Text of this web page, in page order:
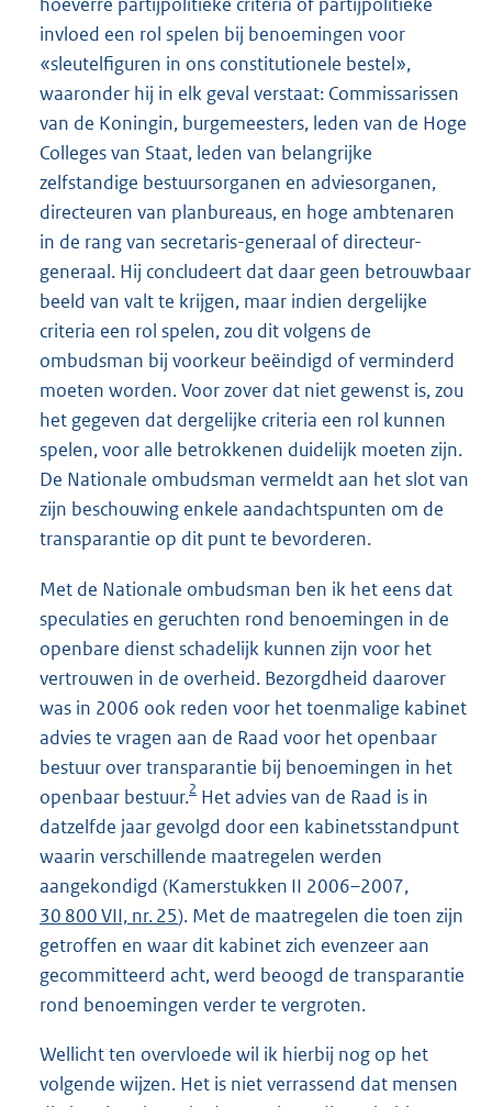
invloed een rol spelen bij benoemingen voor
«sleutelfiguren in ons constitutionele bestel»,
waaronder hij in elk geval verstaat: Commissarissen
van de Koningin, burgemeesters, leden van de Hoge
Colleges van Staat, leden van belangrijke
zelfstandige bestuursorganen en adviesorganen,
directeuren van planbureaus, en hoge ambtenaren
in de rang van secretaris-generaal of directeur-
generaal. Hij concludeert dat daar geen betrouwbaar
beeld van valt te krijgen, maar indien dergelijke
criteria een rol spelen, zou dit volgens de
ombudsman bij voorkeur beëindigd of verminderd
moeten worden. Voor zover dat niet gewenst is, zou
het gegeven dat dergelijke criteria een rol kunnen
spelen, voor alle betrokkenen duidelijk moeten zijn.
De Nationale ombudsman vermeldt aan het slot van
zijn beschouwing enkele aandachtspunten om de
transparantie op dit punt te bevorderen.
Met de Nationale ombudsman ben ik het eens dat
speculaties en geruchten rond benoemingen in de
openbare dienst schadelijk kunnen zijn voor het
vertrouwen in de overheid. Bezorgdheid daarover
was in 2006 ook reden voor het toenmalige kabinet
advies te vragen aan de Raad voor het openbaar
bestuur over transparantie bij benoemingen in het
openbaar bestuur.2 Het advies van de Raad is in
datzelfde jaar gevolgd door een kabinetsstandpunt
waarin verschillende maatregelen werden
aangekondigd (Kamerstukken II 2006–2007,
30 800 VII, nr. 25). Met de maatregelen die toen zijn
getroffen en waar dit kabinet zich evenzeer aan
gecommitteerd acht, werd beoogd de transparantie
rond benoemingen verder te vergroten.
Wellicht ten overvloede wil ik hierbij nog op het
volgende wijzen. Het is niet verrassend dat mensen